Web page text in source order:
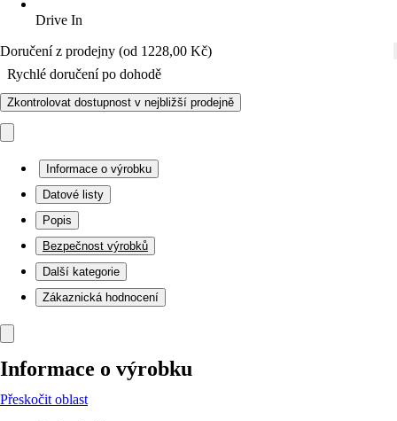
Drive In
Doručení z prodejny (od 1228,00 Kč)
Rychlé doručení po dohodě
Zkontrolovat dostupnost v nejbližší prodejně
Informace o výrobku
Datové listy
Popis
Bezpečnost výrobků
Další kategorie
Zákaznická hodnocení
Informace o výrobku
Přeskočit oblast